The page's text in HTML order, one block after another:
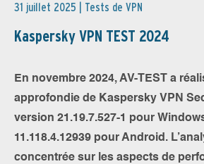
31 juillet 2025 | Tests de VPN
Kaspersky VPN TEST 2024
En novembre 2024, AV-TEST a
approfondie de Kaspersky VPN
version 21.19.7.527-1 pour
11.118.4.12939 pour Android.
concentrée sur les aspects de